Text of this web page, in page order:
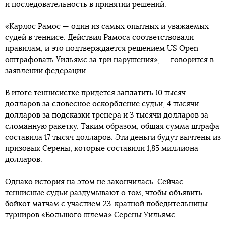
и последовательность в принятии решений.
«Карлос Рамос — один из самых опытных и уважаемых
судей в теннисе. Действия Рамоса соответствовали
правилам, и это подтверждается решением US Open
оштрафовать Уильямс за три нарушения», — говорится в
заявлении федерации.
В итоге теннисистке придется заплатить 10 тысяч
долларов за словесное оскорбление судьи, 4 тысячи
долларов за подсказки тренера и 3 тысячи долларов за
сломанную ракетку. Таким образом, общая сумма штрафа
составила 17 тысяч долларов. Эти деньги будут вычтены из
призовых Серены, которые составили 1,85 миллиона
долларов.
Однако история на этом не закончилась. Сейчас
теннисные судьи раздумывают о том, чтобы объявить
бойкот матчам с участием 23-кратной победительницы
турниров «Большого шлема» Серены Уильямс.